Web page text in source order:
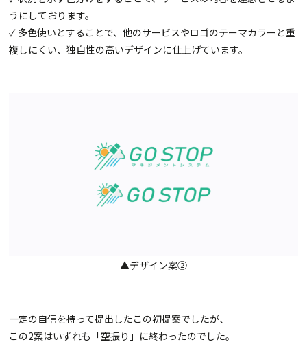
うにしております。
✓ 多色使いとすることで、他のサービスやロゴのテーマカラーと重
複しにくい、独自性の高いデザインに仕上げています。
▲デザイン案②
一定の自信を持って提出したこの初提案でしたが、
この2案はいずれも「空振り」に終わったのでした。